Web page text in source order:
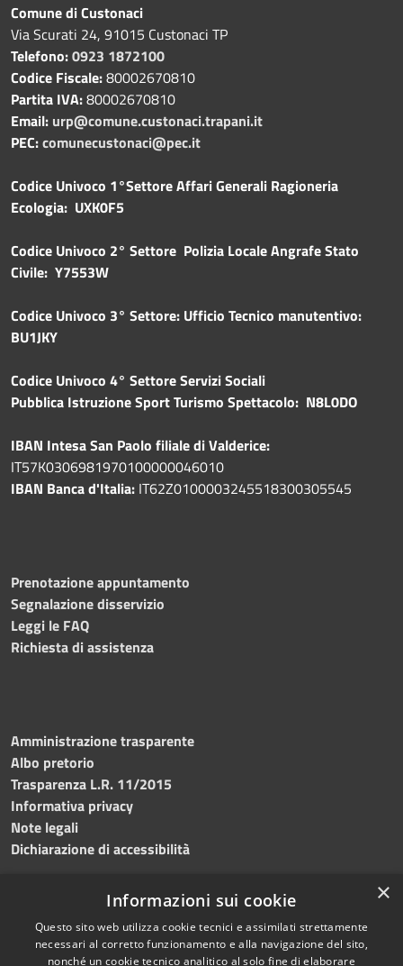
Comune di Custonaci
Via Scurati 24, 91015 Custonaci TP
Telefono:0923 1872100
Codice Fiscale:80002670810
Partita IVA:80002670810
Email: urp@comune.custonaci.trapani.it
PEC:comunecustonaci@pec.it
Codice Univoco 1°Settore Affari Generali Ragioneria
Ecologia: UXK0F5
Codice Univoco 2° Settore Polizia Locale Angrafe Stato
Civile: Y7553W
Codice Univoco 3° Settore: Ufficio Tecnico manutentivo:
BU1JKY
Codice Univoco 4° Settore Servizi Sociali
Pubblica Istruzione Sport Turismo Spettacolo: N8L0DO
IBAN Intesa San Paolo filiale di Valderice:
IT57K0306981970100000046010
IBAN Banca d'Italia: IT62Z0100003245518300305545
Prenotazione appuntamento
Segnalazione disservizio
Leggi le FAQ
Richiesta di assistenza
Amministrazione trasparente
Albo pretorio
Trasparenza L.R. 11/2015
Informativa privacy
Note legali
Dichiarazione di accessibilità
RSS
Accessibilità
Copyright © 2026 • Comune di
Custonaci • Powered by
×
Informazioni sui cookie
Questo sito web utilizza cookie tecnici e assimilati strettamente
necessari al corretto funzionamento e alla navigazione del sito,
nonché un cookie tecnico analitico al solo fine di elaborare